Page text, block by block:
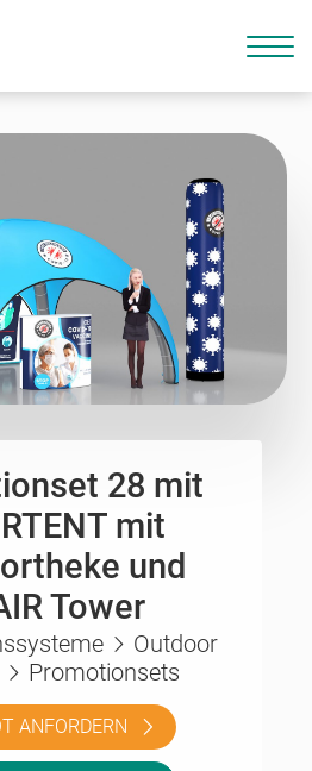
28 mit
mit
und
Tower
Outdoor
Promotionsets
ANFORDERN